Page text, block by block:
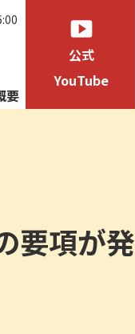
要
smart_display
公式
YouTube
要項が発